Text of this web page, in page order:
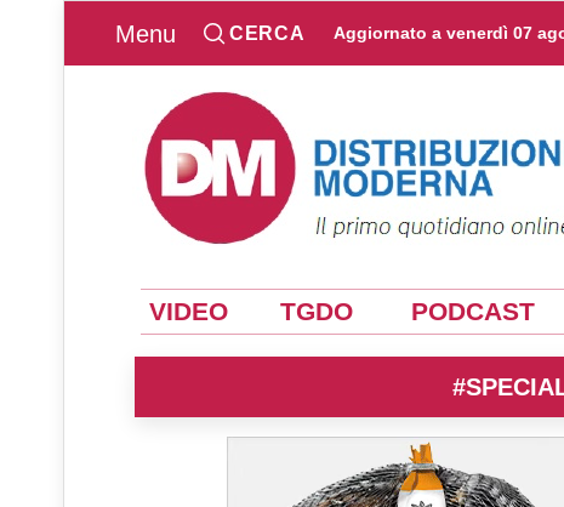
Menu CERCA Aggiornato a venerdì 07
VIDEO TGDO PODCAST